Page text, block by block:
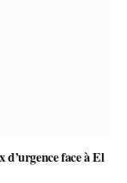
d’urgence face à El